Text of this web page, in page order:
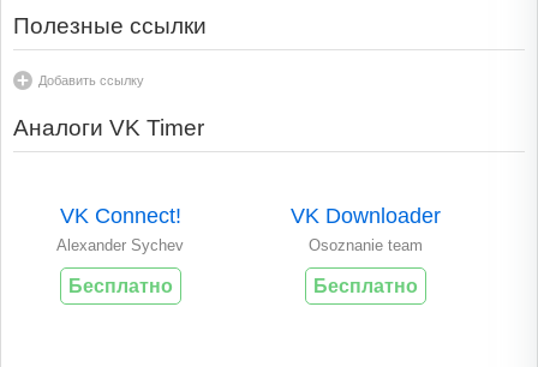
Полезные ссылки
Добавить ссылку
Аналоги VK Timer
VK Connect!
Alexander Sychev
Бесплатно
VK Downloader
Osoznanie team
Бесплатно